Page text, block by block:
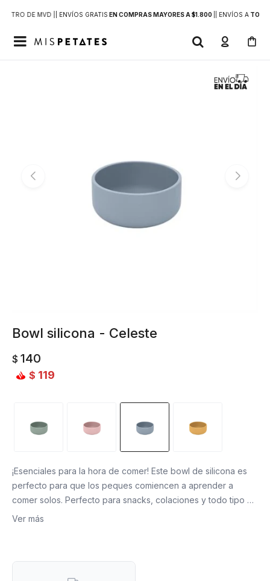
DE MVD | | ENVÍOS GRATIS EN COMPRAS MAYORES A $1.800 | ENVÍOS ATODO

Bowl silicona - Celeste
$ 140
$ 119
¡Esenciales para la hora de comer! Este bowl de silicona es
perfecto para que los peques comiencen a aprender a
comer solos. Perfecto para snacks, colaciones y todo tipo de
alimento. La silicona permite una alimentación segura y un
Ver más